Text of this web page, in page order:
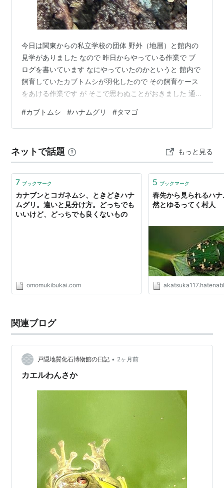
今日は関東からの私立学校の団体 野外（地層）と館内の
見学がありました なので 昨日からやっている作業で ブ
ログを書いています なにやっていたのかというと 館内で
飼育していたカブトムシが羽化したので その飼育ケース
をあける作業です が そこで思わぬことがおきました 通
す 理由は 自分が育っているので そこには栄養がないか
らといわれます なのに タマゴがでてきたのです＞＜ 6ｍ
う なので カブトムシの卵と判断 実は館内飼育のカブト
ムシは来館者から ふるさと納税でもらったカブトムシの
#カブトムシ #ハナムグリ #タマゴ
ネットで話題 もっと見る
7 ブックマーク
カナブンとコガネムシ、ときどきハナ
ムグリ。違いと見分け方。どっちでも
いいけど、どっちでも良くないもの
omomukibukai.com
5 ブックマーク
春先から見られるハ
然とゆるってく村人
関連ブログ
戸隠地質化石博物館の日記 • 2ヶ月前
カエルわんさか